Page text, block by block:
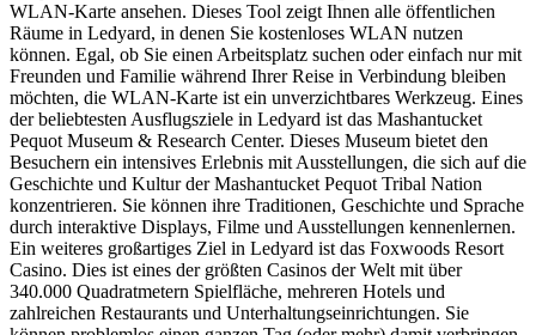
WLAN-Karte ansehen. Dieses Tool zeigt Ihnen alle öffentlichen
Räume in Ledyard, in denen Sie kostenloses WLAN nutzen
können. Egal, ob Sie einen Arbeitsplatz suchen oder einfach nur mit
Freunden und Familie während Ihrer Reise in Verbindung bleiben
möchten, die WLAN-Karte ist ein unverzichtbares Werkzeug. Eines
der beliebtesten Ausflugsziele in Ledyard ist das Mashantucket
Pequot Museum & Research Center. Dieses Museum bietet den
Besuchern ein intensives Erlebnis mit Ausstellungen, die sich auf die
Geschichte und Kultur der Mashantucket Pequot Tribal Nation
konzentrieren. Sie können ihre Traditionen, Geschichte und Sprache
durch interaktive Displays, Filme und Ausstellungen kennenlernen.
Ein weiteres großartiges Ziel in Ledyard ist das Foxwoods Resort
Casino. Dies ist eines der größten Casinos der Welt mit über
340.000 Quadratmetern Spielfläche, mehreren Hotels und
zahlreichen Restaurants und Unterhaltungseinrichtungen. Sie